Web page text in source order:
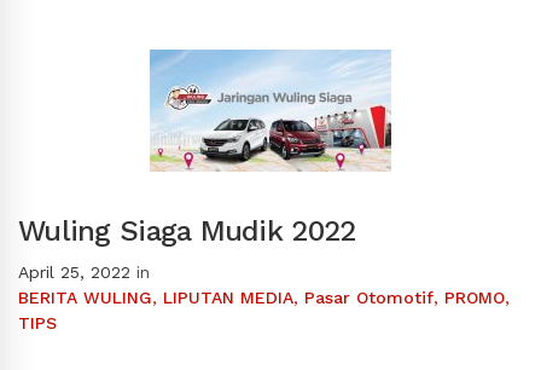
Wuling Siaga Mudik 2022
April 25, 2022 in
BERITA WULING, LIPUTAN MEDIA, Pasar Otomotif, PROMO,
TIPS